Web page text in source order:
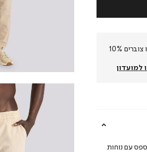
חברי המועדון שלנו צוברים 10%
עם נוחות